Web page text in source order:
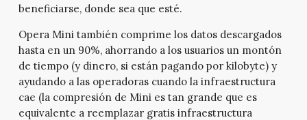
beneficiarse, donde sea que esté.
Opera Mini también comprime los datos descargados
hasta en un 90%, ahorrando a los usuarios un montón
de tiempo (y dinero, si están pagando por kilobyte) y
ayudando a las operadoras cuando la infraestructura
cae (la compresión de Mini es tan grande que es
equivalente a reemplazar gratis infraestructura